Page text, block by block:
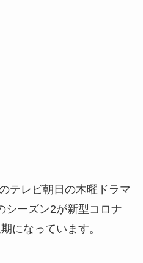
テレビ朝日の木曜ドラマ
シーズン2が新型コロナ
になっています。